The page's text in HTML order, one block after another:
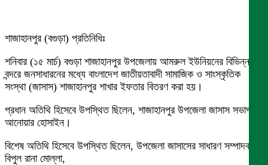
শাজাহানপুর (বগুড়া) প্রতিনিধিঃ
শনিবার (১৫ মার্চ) বগুড়া শাজাহানপুর উপজেলায় আমরুল ইউনিয়নের বিভিন্ন
বন্দরে জনসাধারনের মধ্যে বাংলাদেশ জাতীয়তাবাদী সামাজিক ও সাংস্কৃতিক
সংস্থা (জাসাস) শাজাহানপুর শাখার ইফতার বিতরণ করা হয়।
প্রধান অতিথি হিসেবে উপস্থিত ছিলেন, শাজাহানপুর উপজেলা জাসাস সভাপতি
আনোয়ার হোসাইন।
বিশেষ অতিথি হিসেবে উপস্থিত ছিলেন, উপজেলা জাসাসের সাধারণ সম্পাদক
বিপুল রানা মোল্লা,